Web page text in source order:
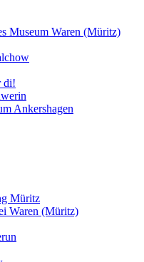
Museum Waren (Müritz)
di!
Ankershagen
Müritz
Waren (Müritz)